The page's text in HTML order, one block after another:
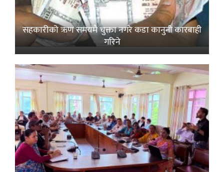
सहकारीको ऋण समयमै चुक्ता नगरे कडा कानुनी कारबाही
गरिने